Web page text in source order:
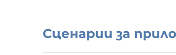
Сценарии за